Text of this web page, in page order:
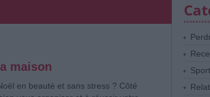
maison
en beauté et sans stress ? Côté